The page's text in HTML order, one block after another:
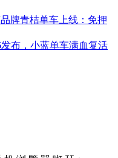
牌青桔单车上线：免押
布，小蓝单车满血复活